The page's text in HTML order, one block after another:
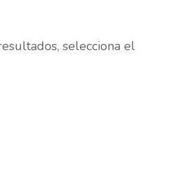
selecciona el